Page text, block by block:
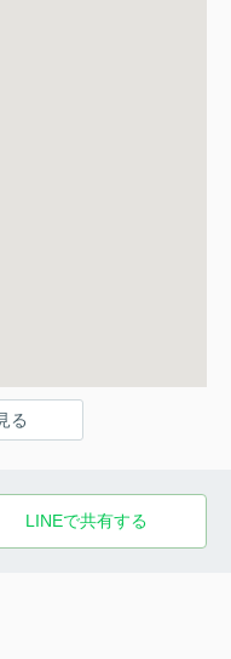
る
LINEで共有する